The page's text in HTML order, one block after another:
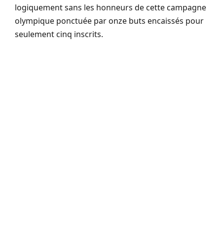
logiquement sans les honneurs de cette campagne
olympique ponctuée par onze buts encaissés pour
seulement cinq inscrits.